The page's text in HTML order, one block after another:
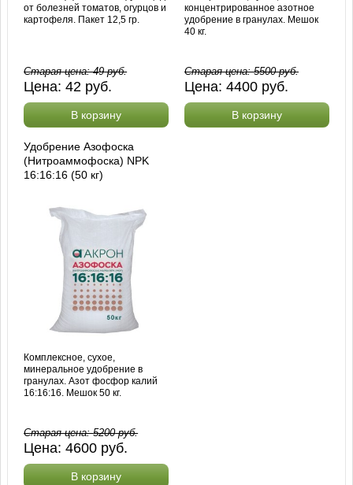
от болезней томатов, огурцов и
картофеля. Пакет 12,5 гр.
Старая цена:49руб.
Цена:42 руб.
В корзину
концентрированное азотное
удобрение в гранулах. Мешок
40 кг.
Старая цена:5500руб.
Цена: 4400 руб.
В корзину
Удобрение Азофоска
(Нитроаммофоска) NPK
16:16:16 (50 кг)
Комплексное, сухое,
минеральное удобрение в
гранулах. Азот фосфор калий
16:16:16. Мешок 50 кг.
Старая цена:5200руб.
Цена:4600 руб.
В корзину